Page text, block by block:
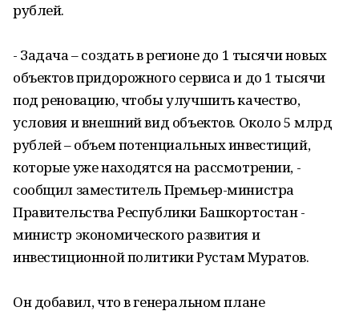
рублей.
- Задача – создать в регионе до 1 тысячи новых
объектов придорожного сервиса и до 1 тысячи
под реновацию, чтобы улучшить качество,
условия и внешний вид объектов. Около 5 млрд
рублей – объем потенциальных инвестиций,
которые уже находятся на рассмотрении, -
сообщил заместитель Премьер-министра
Правительства Республики Башкортостан -
министр экономического развития и
инвестиционной политики Рустам Муратов.
Он добавил, что в генеральном плане